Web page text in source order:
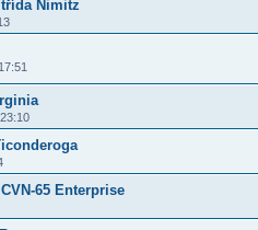
Nimitz
65 Enterprise